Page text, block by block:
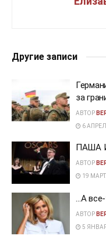
Другие записи
за
АВТОР
6
ПАША
АВТОР
19
…А
АВТОР
5